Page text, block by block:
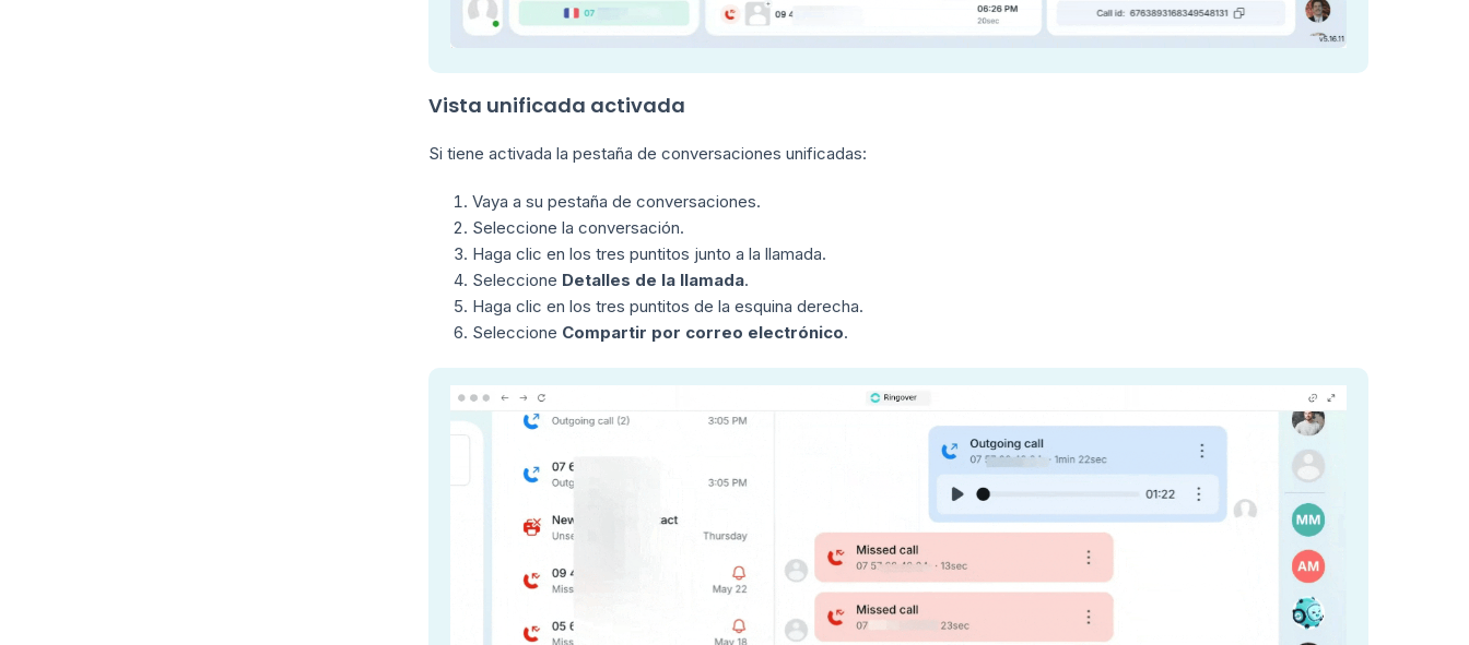
Vista unificada activada
Si tiene activada la pestaña de conversaciones unificadas:
Vaya a su pestaña de conversaciones.
Seleccione la conversación.
Haga clic en los tres puntitos junto a la llamada.
Seleccione Detalles de la llamada.
Haga clic en los tres puntitos de la esquina derecha.
Seleccione Compartir por correo electrónico.